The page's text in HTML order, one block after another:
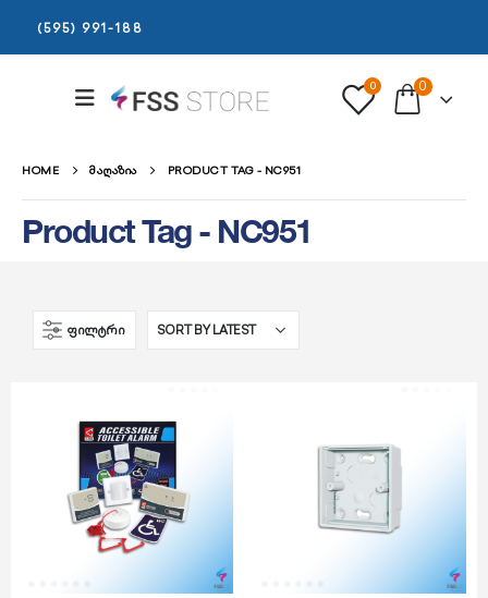
(595) 991-188
0 0
HOME ᲛᲐᲦᲐᲖᲘᲐ PRODUCT TAG - NC951
Product Tag - NC951
ᲤᲘᲚᲢᲠᲘ